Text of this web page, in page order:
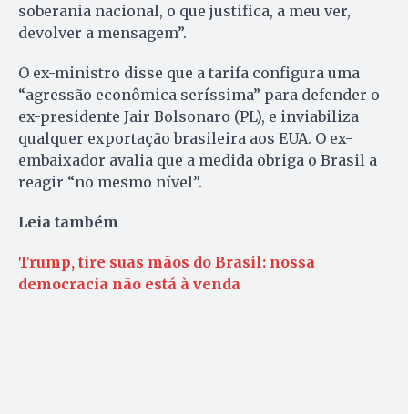
soberania nacional, o que justifica, a meu ver,
devolver a mensagem”.
O ex-ministro disse que a tarifa configura uma
“agressão econômica seríssima” para defender o
ex-presidente Jair Bolsonaro (PL), e inviabiliza
qualquer exportação brasileira aos EUA. O ex-
embaixador avalia que a medida obriga o Brasil a
reagir “no mesmo nível”.
Leia também
Trump, tire suas mãos do Brasil: nossa
democracia não está à venda